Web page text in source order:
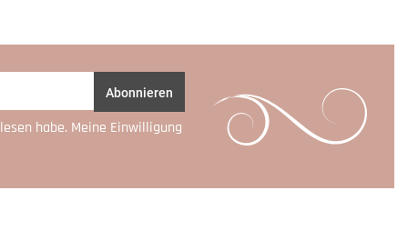
Abonnieren
habe. Meine Einwilligung